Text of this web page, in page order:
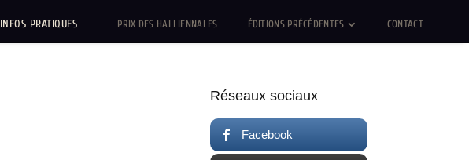
INFOS PRATIQUES PRIX DES HALLIENNALES ÉDITIONS PRÉCÉDENTES CONTACT
Réseaux sociaux
Facebook